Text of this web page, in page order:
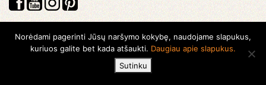
Visos teisės saugomos © 2026 Kauno apskrities viešoji Ąžuolyno
biblioteka
Norėdami pagerinti Jūsų naršymo kokybę, naudojame slapukus,
kuriuos galite bet kada atšaukti. Daugiau apie slapukus.
Sutinku